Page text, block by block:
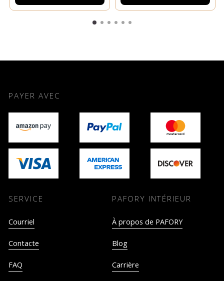
PAYER AVEC
SERVICE
Courriel
Contacte
FAQ
PAFORY INTÉRIEUR
À propos de PAFORY
Blog
Carrière